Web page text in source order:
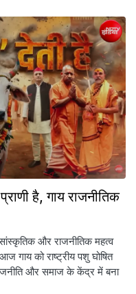
है, गाय राजनीतिक
और राजनीतिक महत्व
गाय को राष्ट्रीय पशु घोषित
और समाज के केंद्र में बना